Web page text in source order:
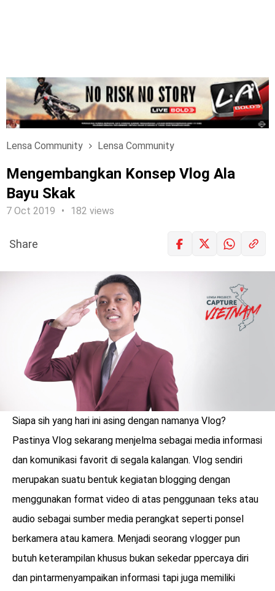
Lensa Community Lensa Community
Mengembangkan Konsep Vlog Ala
Bayu Skak
7 Oct 2019 182 views
menarik
LOGIN
Share
Siapa sih yang hari ini asing dengan namanya Vlog?
Pastinya Vlog sekarang menjelma sebagai media informasi
dan komunikasi favorit di segala kalangan. Vlog sendiri
merupakan suatu bentuk kegiatan blogging dengan
menggunakan format video di atas penggunaan teks atau
audio sebagai sumber media perangkat seperti ponsel
berkamera atau kamera. Menjadi seorang vlogger pun
butuh keterampilan khusus bukan sekedar ppercaya diri
dan pintarmenyampaikan informasi tapi juga memiliki